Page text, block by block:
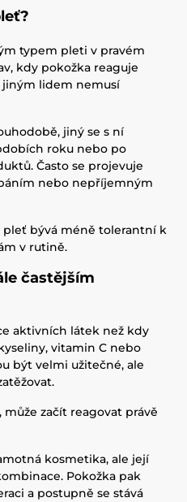
typem pleti v pravém
kdy pokožka reaguje
jiným lidem nemusí
jiný se s ní
roku nebo po
Často se projevuje
nebo nepříjemným
pleť bývá méně tolerantní k
v rutině.
častějším
aktivních látek než kdy
vitamin C nebo
být velmi užitečné, ale
začít reagovat právě
kosmetika, ale její
Pokožka pak
a postupně se stává